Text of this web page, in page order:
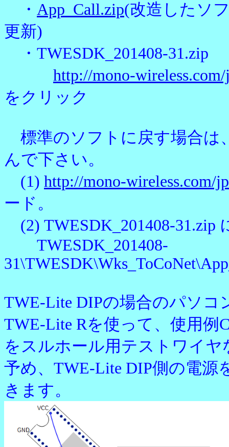
・ App_Call.zip(改造したソ
更新)
・TWESDK_201408-31.zip
http://mono-
をクリック
標準のソフトに戻す場合は
んで下さい。
(1) http://mono-wireless.com/
ード。
(2) TWESDK_201408-31.zip
TWESDK_201408-
TWE-Lite DIPの場合のパソコ
TWE-Lite Rを使って、使用例
をスルホール用テストワイ
予め、TWE-Lite DIP側の電源
きます。